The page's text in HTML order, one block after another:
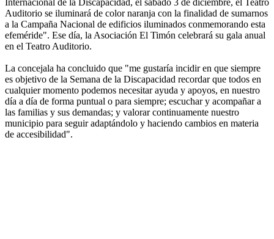
Internacional de la Discapacidad, el sábado 3 de diciembre, el Teatro
Auditorio se iluminará de color naranja con la finalidad de sumarnos
a la Campaña Nacional de edificios iluminados conmemorando esta
efeméride". Ese día, la Asociación El Timón celebrará su gala anual
en el Teatro Auditorio.
La concejala ha concluido que "me gustaría incidir en que siempre
es objetivo de la Semana de la Discapacidad recordar que todos en
cualquier momento podemos necesitar ayuda y apoyos, en nuestro
día a día de forma puntual o para siempre; escuchar y acompañar a
las familias y sus demandas; y valorar continuamente nuestro
municipio para seguir adaptándolo y haciendo cambios en materia
de accesibilidad".